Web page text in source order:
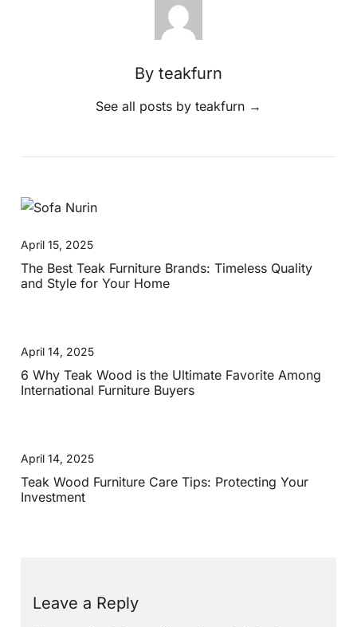
By teakfurn
See all posts by teakfurn →
April 15, 2025
The Best Teak Furniture Brands: Timeless Quality
and Style for Your Home
April 14, 2025
6 Why Teak Wood is the Ultimate Favorite Among
International Furniture Buyers
April 14, 2025
Teak Wood Furniture Care Tips: Protecting Your
Investment
Leave a Reply